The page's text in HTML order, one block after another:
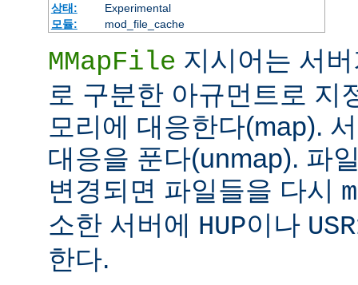
상태:
Experimental
모듈:
mod_file_cache
MMapFile 지시어는 서
로 구분한 아규먼트로 지
모리에 대응한다(map).
대응을 푼다(unmap). 파
변경되면 파일들을 다시
소한 서버에 HUP이나
한다.